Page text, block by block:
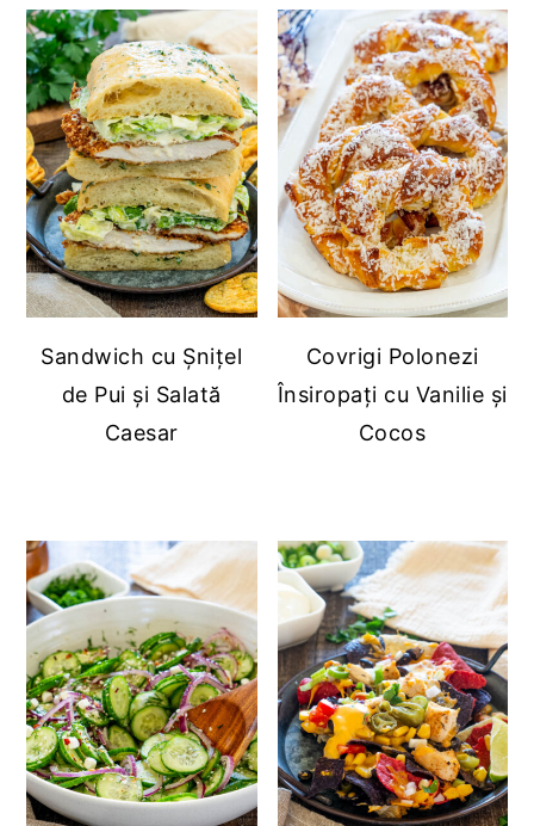
Sandwich cu Șnițel
de Pui și Salată
Caesar
Covrigi Polonezi
Însiropați cu Vanilie și
Cocos